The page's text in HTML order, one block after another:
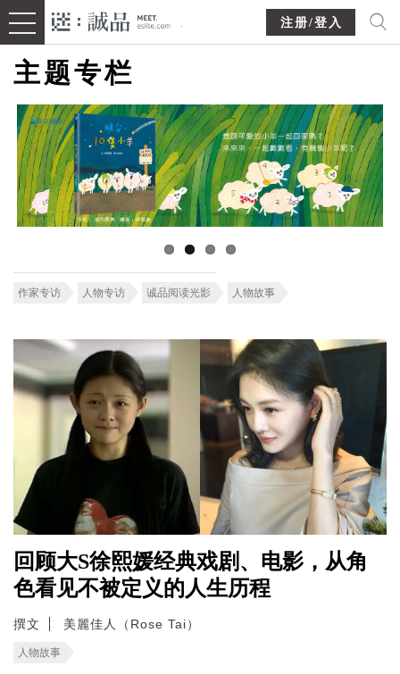
注册/登入
主题专栏
作家专访 人物专访 诚品阅读光影 人物故事
回顾大S徐熙媛经典戏剧、电影，从角
色看见不被定义的人生历程
撰文 美麗佳人（Rose Tai）
人物故事